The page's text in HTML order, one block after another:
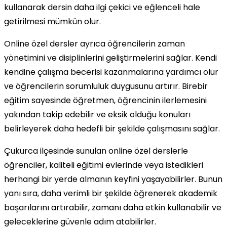
kullanarak dersin daha ilgi çekici ve eğlenceli hale
getirilmesi mümkün olur.
Online özel dersler ayrıca öğrencilerin zaman
yönetimini ve disiplinlerini geliştirmelerini sağlar. Kendi
kendine çalışma becerisi kazanmalarına yardımcı olur
ve öğrencilerin sorumluluk duygusunu artırır. Birebir
eğitim sayesinde öğretmen, öğrencinin ilerlemesini
yakından takip edebilir ve eksik olduğu konuları
belirleyerek daha hedefli bir şekilde çalışmasını sağlar.
Çukurca ilçesinde sunulan online özel derslerle
öğrenciler, kaliteli eğitimi evlerinde veya istedikleri
herhangi bir yerde almanın keyfini yaşayabilirler. Bunun
yanı sıra, daha verimli bir şekilde öğrenerek akademik
başarılarını artırabilir, zamanı daha etkin kullanabilir ve
geleceklerine güvenle adım atabilirler.